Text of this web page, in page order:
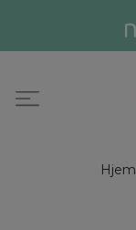
Hjem